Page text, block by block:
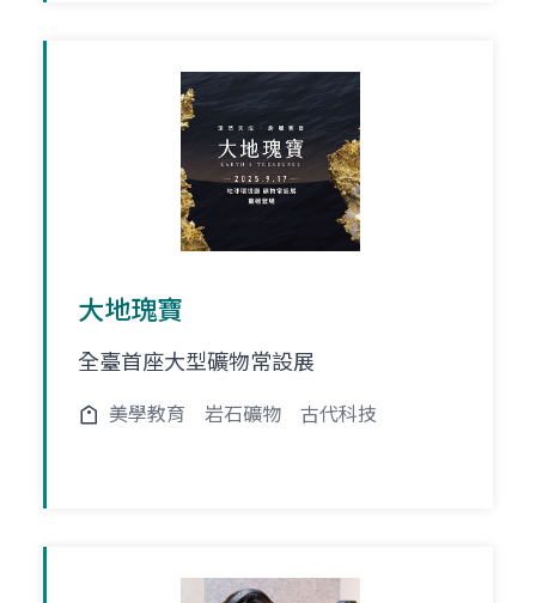
大地瑰寶
全臺首座大型礦物常設展
美學教育 岩石礦物 古代科技